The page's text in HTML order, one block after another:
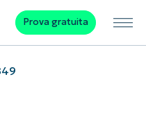
Prova gratuita